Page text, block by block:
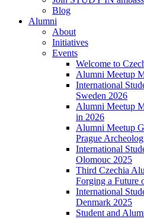
Blog
Alumni
About
Initiatives
Events
Welcome to
Alumni Meetup
International
Sweden 2026
Alumni Meetup
in 2026
Alumni Meetup
Prague
International
Olomouc 2025
Third Czechia
Forging a Future
International
Denmark 2025
Student and